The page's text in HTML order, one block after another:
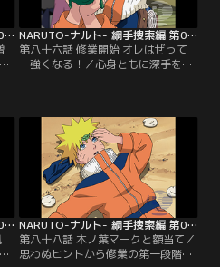
NARUTO-ナルト- 綱手捜索編 第085話
NARUTO-ナルト- 綱手捜索編 第086話
第八十六話 修業開始 オレはぜって
ー強くなる！／心身ともに深手を負
を、そして、同じくこん睡状態のカ
カシを救える…。自来也とナルトは
綱手の手がかりを求めて歓楽街へと
向かう。そこでチンピラたちに因縁
をつけられる二人だが、自来也が新
たな秘術を見せる…。【提供：バン
ダイチャンネル】
NARUTO-ナルト- 綱手捜索編 第087話
NARUTO-ナルト- 綱手捜索編 第088話
第八十八話 木ノ葉マークと額当て／
思わぬヒントから修業の第一段階を